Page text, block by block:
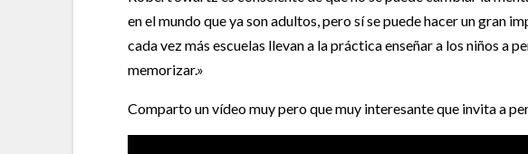
en el mundo que ya son adultos, pero sí se puede hacer un gran
cada vez más escuelas llevan a la práctica enseñar a los niños a
memorizar.»
Comparto un vídeo muy pero que muy interesante que invita a